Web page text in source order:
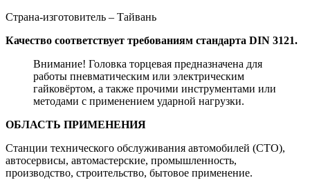
Страна-изготовитель – Тайвань
Качество соответствует требованиям стандарта DIN 3121.
Внимание! Головка торцевая предназначена для
работы пневматическим или электрическим
гайковёртом, а также прочими инструментами или
методами с применением ударной нагрузки.
ОБЛАСТЬ ПРИМЕНЕНИЯ
Станции технического обслуживания автомобилей (СТО),
автосервисы, автомастерские, промышленность,
производство, строительство, бытовое применение.